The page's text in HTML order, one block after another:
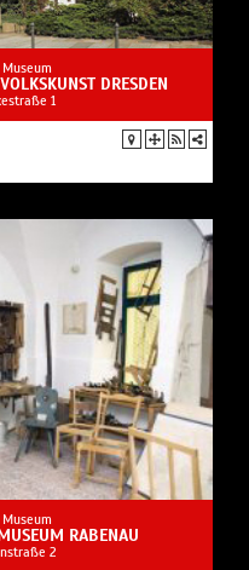
Museum
DRESDEN
1
Museum
RABENAU
2